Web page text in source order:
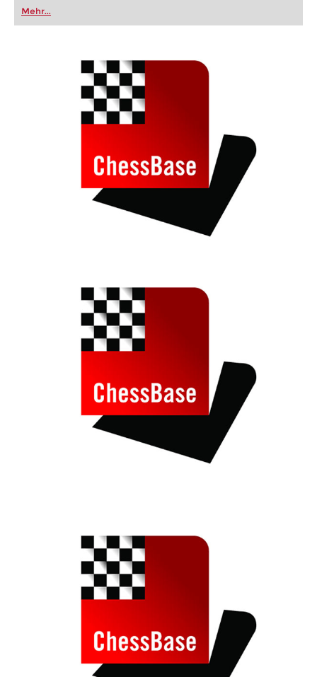
oder bereits auf Turnierniveau spielen: Mit
FRITZ trainieren Sie effizienter, intelligenter und
individueller als je zuvor.
Mehr...